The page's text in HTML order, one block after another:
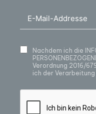
Nachdem ich die
Verordnung 2016/
ich der Verarbeitung